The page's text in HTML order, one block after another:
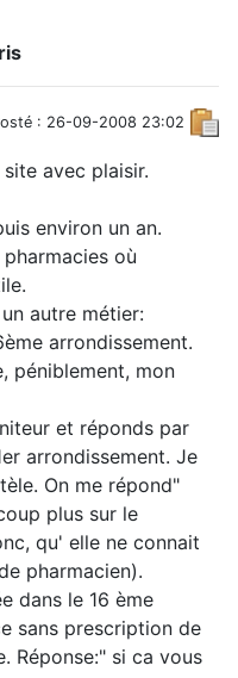
: 26-09-2008 23:02
avec plaisir.
environ un an.
où
autre métier:
arrondissement.
péniblement, mon
et réponds par
arrondissement. Je
On me répond"
plus sur le
qu' elle ne connait
pharmacien).
dans le 16 ème
sans prescription de
Réponse:" si ca vous